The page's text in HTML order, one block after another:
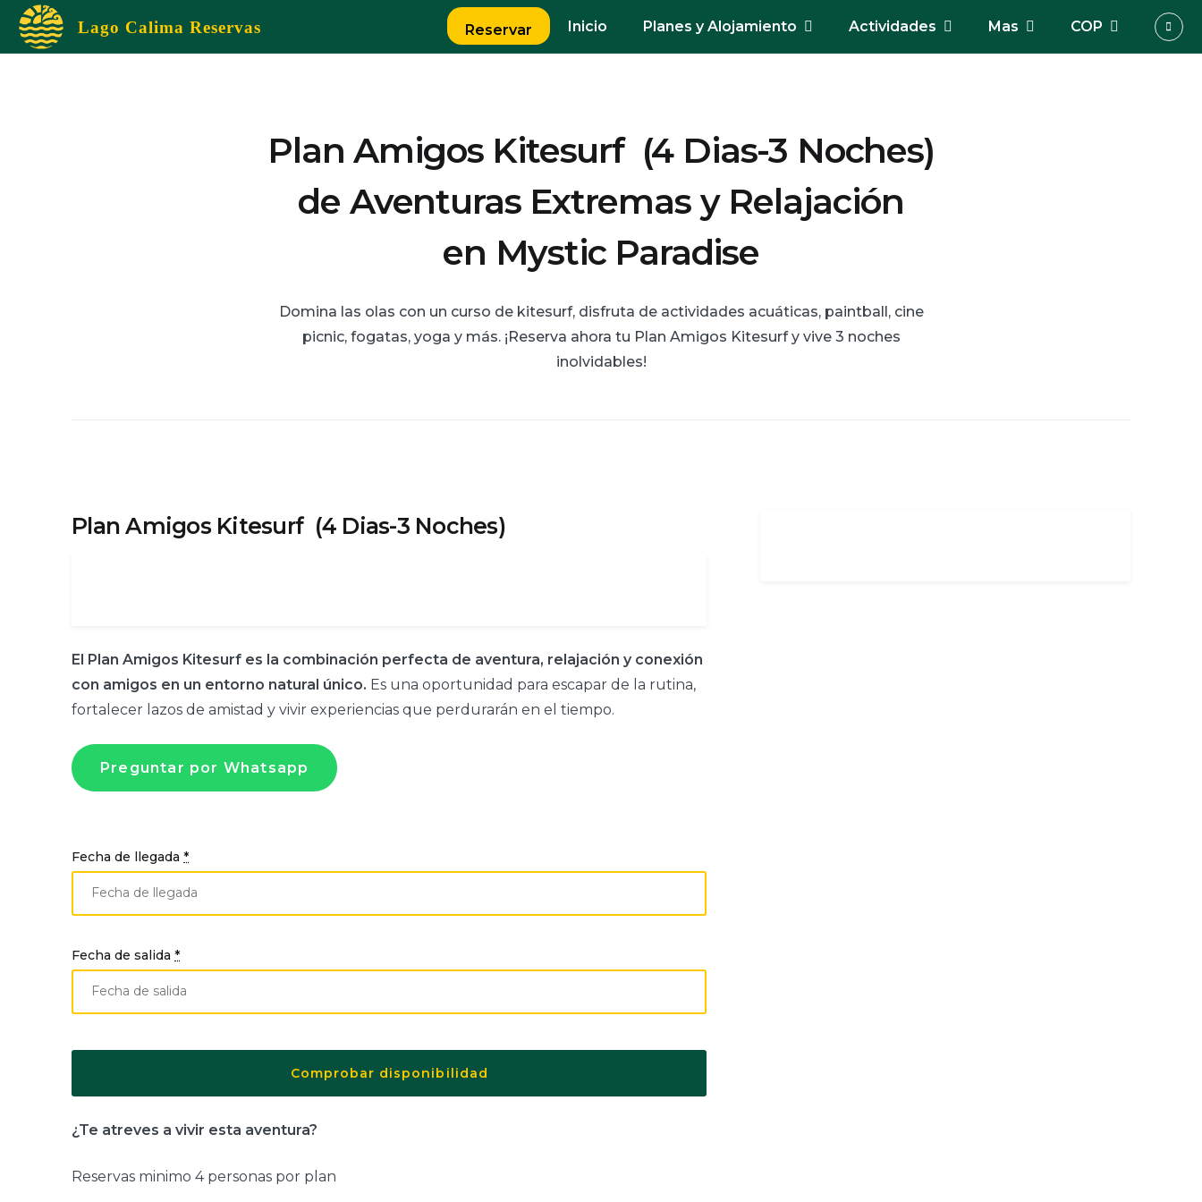
Skip
Lago Calima Reservas Reservar Inicio Planes y Alojamiento Actividades Mas COP
Plan Amigos Kitesurf (4 Dias-3 Noches)
de Aventuras Extremas y Relajación
en Mystic Paradise
Domina las olas con un curso de kitesurf, disfruta de actividades acuáticas, paintball, cine
picnic, fogatas, yoga y más. ¡Reserva ahora tu Plan Amigos Kitesurf y vive 3 noches
inolvidables!
Plan Amigos Kitesurf (4 Dias-3 Noches)
El Plan Amigos Kitesurf es la combinación perfecta de aventura, relajación y conexión
con amigos en un entorno natural único. Es una oportunidad para escapar de la rutina,
fortalecer lazos de amistad y vivir experiencias que perdurarán en el tiempo.
Preguntar por Whatsapp
Fecha de llegada *
Fecha de salida *
¿Te atreves a vivir esta aventura?
Reservas minimo 4 personas por plan